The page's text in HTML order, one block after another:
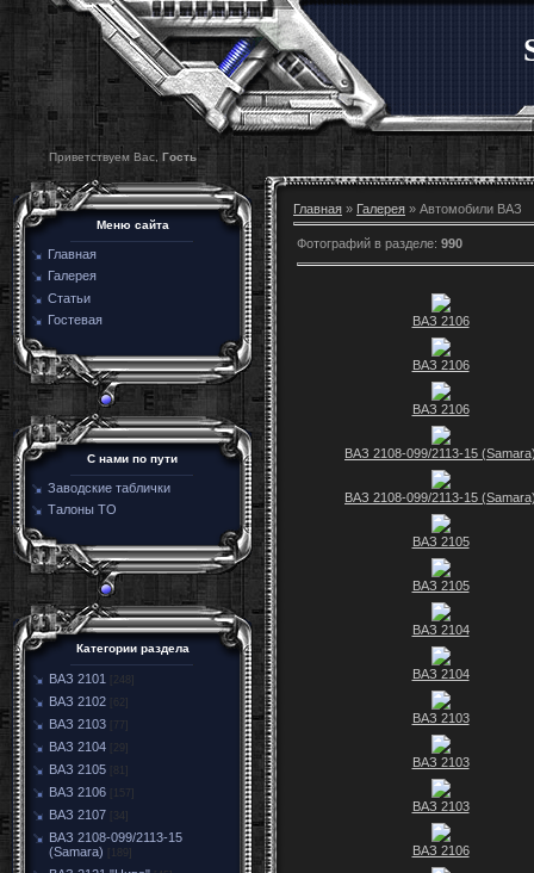
Приветствуем Вас, Гость
Меню сайта
Главная
Галерея
Статьи
Гостевая
C нами по пути
Заводские таблички
Талоны ТО
Категории раздела
ВАЗ 2101 [248]
ВАЗ 2102 [62]
ВАЗ 2103 [77]
ВАЗ 2104 [29]
ВАЗ 2105
ВАЗ 2106 [157]
ВАЗ 2107
ВАЗ 2108-099/2113-15
(Samara)
Главная » Галерея » Автомобили ВАЗ
Фотографий в разделе: 990
ВАЗ 2106
ВАЗ 2106
ВАЗ 2106
ВАЗ 2108-099/2113-15
ВАЗ 2108-099/2113-15
ВАЗ 2105
ВАЗ 2105
ВАЗ 2104
ВАЗ 2104
ВАЗ 2103
ВАЗ 2103
ВАЗ 2103
ВАЗ 2106